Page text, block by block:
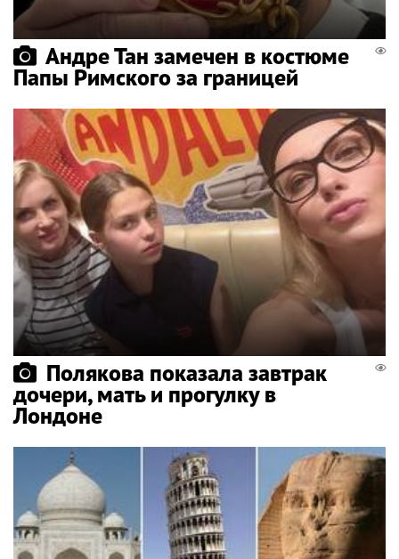
Андре Тан замечен в костюме
Папы Римского за границей
Полякова показала завтрак
дочери, мать и прогулку в
Лондоне